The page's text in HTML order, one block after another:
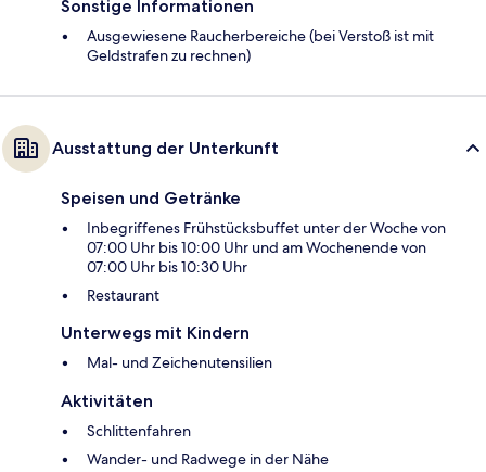
Sonstige Informationen
Ausgewiesene Raucherbereiche (bei Verstoß ist mit
Geldstrafen zu rechnen)
Ausstattung der Unterkunft
Speisen und Getränke
Inbegriffenes Frühstücksbuffet unter der Woche von
07:00 Uhr bis 10:00 Uhr und am Wochenende von
07:00 Uhr bis 10:30 Uhr
Restaurant
Unterwegs mit Kindern
Mal- und Zeichenutensilien
Aktivitäten
Schlittenfahren
Wander- und Radwege in der Nähe